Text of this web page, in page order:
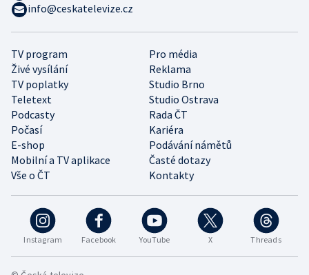
Instagram Facebook YouTube X Threads
TV program
Pro média
Živé vysílání
Reklama
TV poplatky
Studio Brno
Teletext
Studio Ostrava
Podcasty
Rada ČT
Počasí
Kariéra
E-shop
Podávání námětů
Mobilní a TV aplikace
Časté dotazy
Vše o ČT
Kontakty
info@ceskatelevize.cz